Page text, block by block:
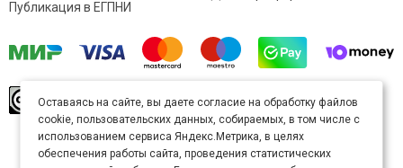
Публикация в ЕГПНИ
произведение доступно полицензии Creative
Commons «Attribution» («Атрибуция») 4.0
Непортированная.
Карта сайта
Оставаясь на сайте, вы даете согласие на обработку файлов
cookie, пользовательских данных, собираемых, в том числе с
использованием сервиса Яндекс.Метрика, в целях
обеспечения работы сайта, проведения статистических